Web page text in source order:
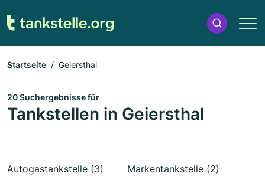
Startseite Geiersthal
20 Suchergebnisse für
Tankstellen in Geiersthal
Autogastankstelle (3) Markentankstelle (2)